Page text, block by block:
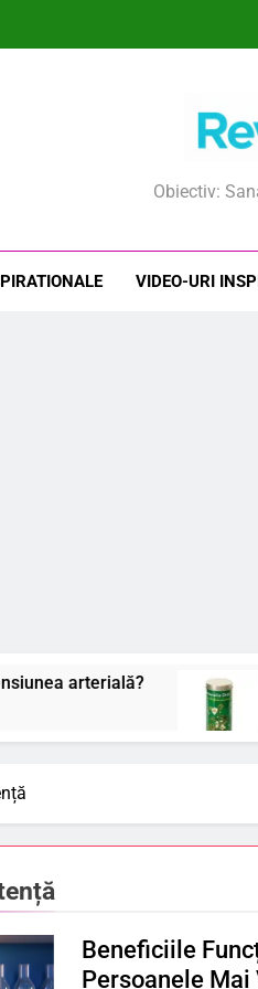
Obiectiv:
VIDEO-URI
Ceaiul
6 August
Beneficiile
Persoanele